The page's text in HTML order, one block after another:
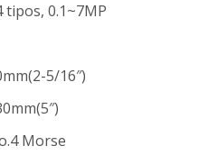
tipos, 0.1~7MP
5/16″)
Morse